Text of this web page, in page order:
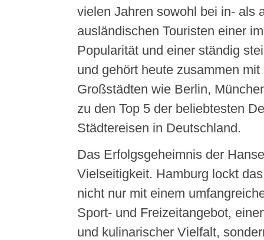
vielen Jahren sowohl bei in- als
ausländischen Touristen einer
Popularität und einer ständig
und gehört heute zusammen mit
Großstädten wie Berlin,
zu den Top 5 der beliebtesten
Städtereisen in Deutschland.
Das Erfolgsgeheimnis der
Vielseitigkeit. Hamburg lockt
nicht nur mit einem
Sport- und Freizeitangebot,
und kulinarischer Vielfalt,